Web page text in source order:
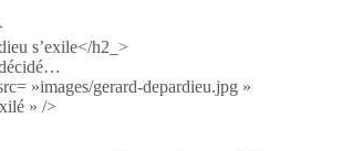
s’exile</h2_>
»images/gerard-depardieu.jpg »
» />